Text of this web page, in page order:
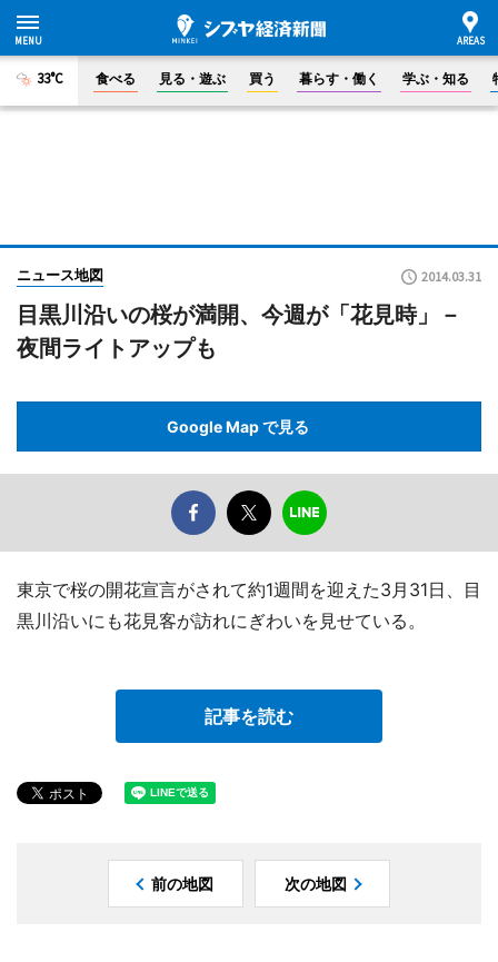
33°C 食べる 見る・遊ぶ 買う 暮らす・働く 学ぶ・知る
ニュース地図 2014.03.31
目黒川沿いの桜が満開、今週が「花見時」－
夜間ライトアップも
Google Map で見る
東京で桜の開花宣言がされて約1週間を迎えた3月31日、目
黒川沿いにも花見客が訪れにぎわいを見せている。
記事を読む
前の地図 次の地図